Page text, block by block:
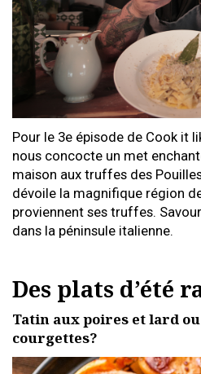
Pour le 3e épisode de Cook it
nous concocte un met
maison aux truffes des
dévoile la magnifique région
proviennent ses truffes.
dans la péninsule italienne.
Des plats d’été
Tatin aux poires et lard
courgettes?